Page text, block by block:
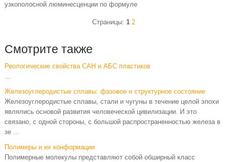
узкополосной люминесценции по формуле
Страницы: 1 2
Смотрите также
Реологические свойства САН и АБС пластиков
...
Железоуглеродистые сплавы: фазовое и структурное состояние
Железоуглеродистые сплавы, стали и чугуны в течение целой эпохи
являлись основой развития человеческой цивилизации. И это
связано, с одной стороны, с большой распространенностью железа в
зе ...
Полимеры и их конформации
Полимерные молекулы представляют собой обширный класс